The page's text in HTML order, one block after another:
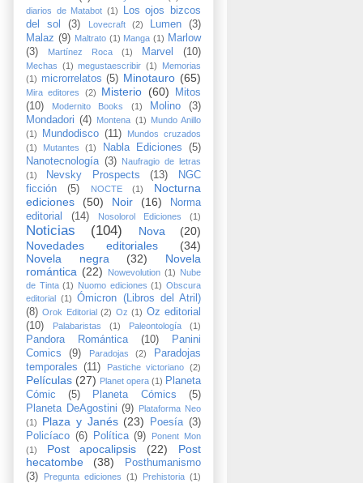
diarios de Matabot (1)
Los ojos bizcos
del sol
(3) Lovecraft (2) Lumen
(3)
Malaz (9) Maltrato (1) Manga (1) Marlow
(3)
Martínez Roca (1) Marvel (10)
Mechas (1) megustaescribir (1)
Memorias
(1) microrrelatos (5) Minotauro (65)
Mira editores (2) Misterio (60)
Mitos
(10)
Modernito Books (1) Molino
(3)
Mondadori (4) Montena (1) Mundo Anillo
(1)
Mundodisco (11)
Mundos cruzados
(1)
Mutantes (1) Nabla Ediciones
(5)
Nanotecnología (3)
Naufragio de letras
(1)
Nevsky Prospects (13)
NGC
ficción
(5) NOCTE (1)
Nocturna
ediciones
(50) Noir (16)
Norma
editorial
(14) Nosolorol Ediciones (1)
Noticias (104) Nova
(20)
Novedades editoriales
(34)
Novela negra
(32)
Novela
romántica (22) Nowevolution (1) Nube
de Tinta (1) Nuomo ediciones (1) Obscura
editorial (1)
Ómicron (Libros del Atril)
(8) Orok Editorial (2) Oz (1) Oz editorial
(10)
Palabaristas (1) Paleontología (1)
Pandora Romántica (10)
Panini
Comics
(9) Paradojas (2)
Paradojas
temporales
(11) Pastiche victoriano (2)
Películas (27) Planet opera (1) Planeta
Cómic
(5) Planeta Cómics
(5)
Planeta DeAgostini (9) Plataforma Neo
(1)
Plaza y Janés (23) Poesía (3)
Policíaco (6) Política (9)
Ponent Mon
(1)
Post apocalipsis (22)
Post
hecatombe
(38)
Posthumanismo
(3)
Pregunta ediciones (1) Prehistoria (1)